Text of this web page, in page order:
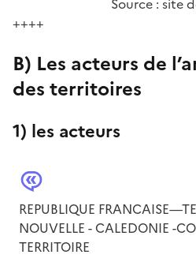
Source : site
++++
B) Les acteurs de
des territoires
1) les acteurs
REPUBLIQUE
NOUVELLE - CALEDONIE -
TERRITOIRE